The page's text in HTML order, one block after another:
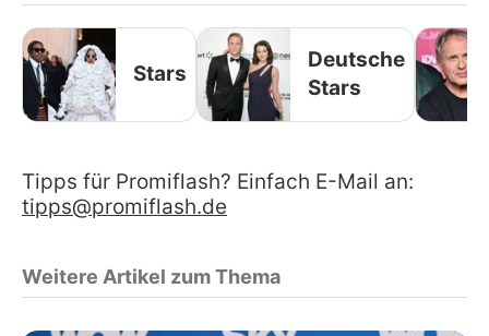
Stars
Deutsche
Stars
Tipps für Promiflash? Einfach E-Mail an:
tipps@promiflash.de
Weitere Artikel zum Thema